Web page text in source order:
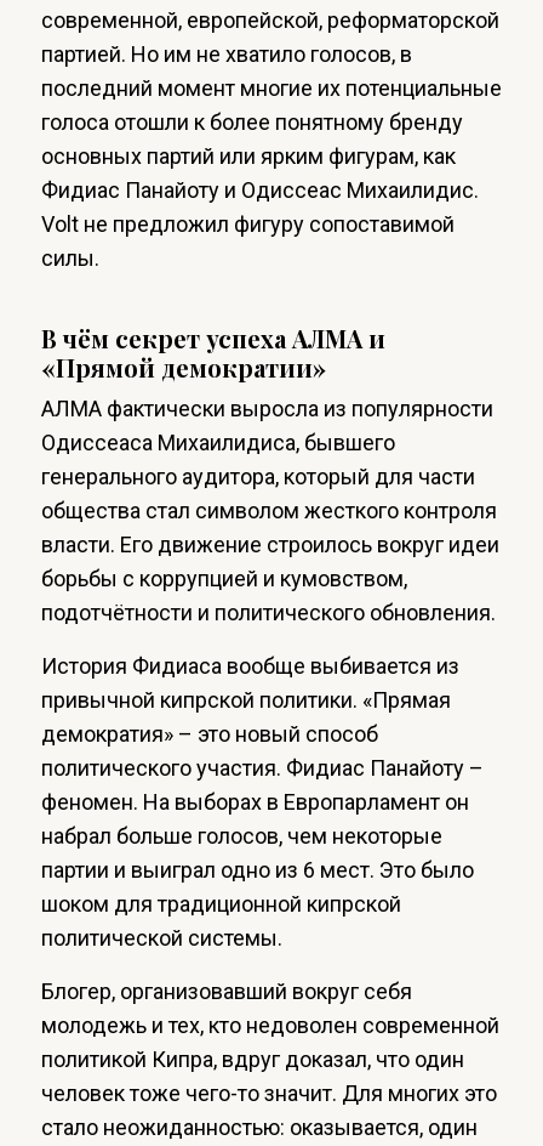
современной, европейской, реформаторской
партией. Но им не хватило голосов, в
последний момент многие их потенциальные
голоса отошли к более понятному бренду
основных партий или ярким фигурам, как
Фидиас Панайоту и Одиссеас Михаилидис.
Volt не предложил фигуру сопоставимой
силы.
В чём секрет успеха АЛМА и
«Прямой демократии»
АЛМА фактически выросла из популярности
Одиссеаса Михаилидиса, бывшего
генерального аудитора, который для части
общества стал символом жесткого контроля
власти. Его движение строилось вокруг идеи
борьбы с коррупцией и кумовством,
подотчётности и политического обновления.
История Фидиаса вообще выбивается из
привычной кипрской политики. «Прямая
демократия» – это новый способ
политического участия. Фидиас Панайоту –
феномен. На выборах в Европарламент он
набрал больше голосов, чем некоторые
партии и выиграл одно из 6 мест. Это было
шоком для традиционной кипрской
политической системы.
Блогер, организовавший вокруг себя
молодежь и тех, кто недоволен современной
политикой Кипра, вдруг доказал, что один
человек тоже чего-то значит. Для многих это
стало неожиданностью: оказывается, один